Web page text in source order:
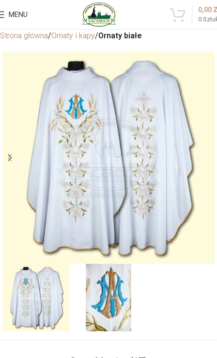
MENU
0
0,00
Strona główna Ornaty i kapy Ornaty białe